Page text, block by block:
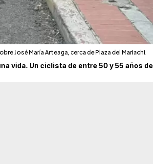
José María Arteaga, cerca de Plaza del Mariachi.
vida. Un ciclista de entre 50 y 55 años de